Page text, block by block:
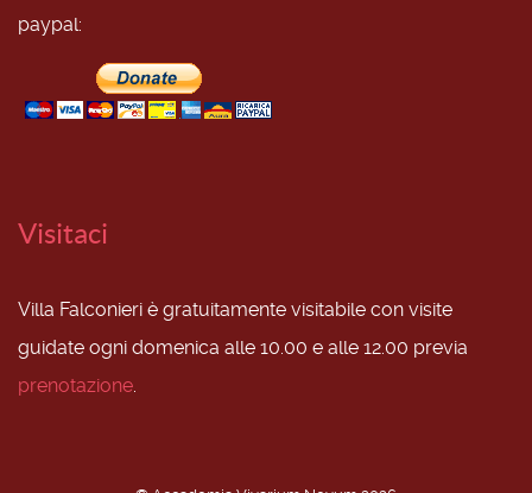
paypal:
Visitaci
Villa Falconieri è gratuitamente visitabile con visite
guidate ogni domenica alle 10.00 e alle 12.00 previa
prenotazione.